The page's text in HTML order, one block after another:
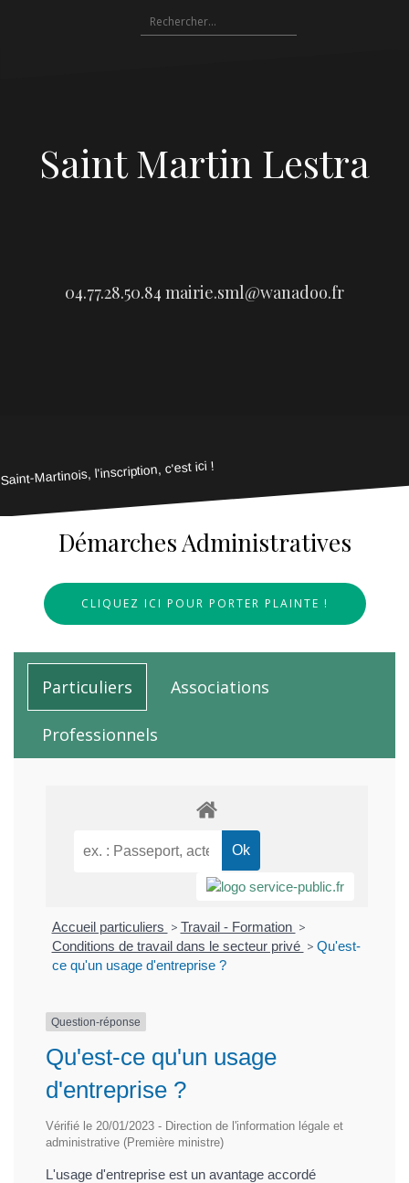
Rechercher :
Saint Martin Lestra
04.77.28.50.84 mairie.sml@wanadoo.fr
Saint-Martinois, l'inscription, c'est ici !
Démarches Administratives
CLIQUEZ ICI POUR PORTER PLAINTE !
Particuliers Associations
Professionnels
Accueil particuliers > Travail - Formation >
Conditions de travail dans le secteur privé > Qu'est-
ce qu'un usage d'entreprise ?
Question-réponse
Qu'est-ce qu'un usage
d'entreprise ?
Vérifié le 20/01/2023 - Direction de l'information légale et
administrative (Première ministre)
L'usage d'entreprise est un avantage accordé